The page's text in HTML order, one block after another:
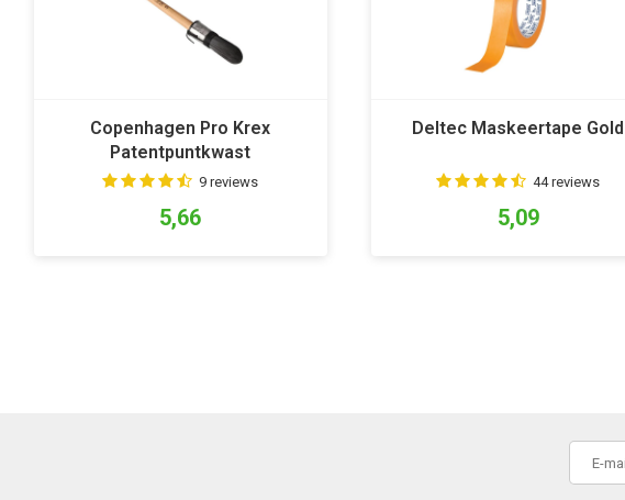
Copenhagen Pro Krex
Patentpuntkwast
9 reviews
5,66
Deltec Maskeertape Gold
44 reviews
5,09